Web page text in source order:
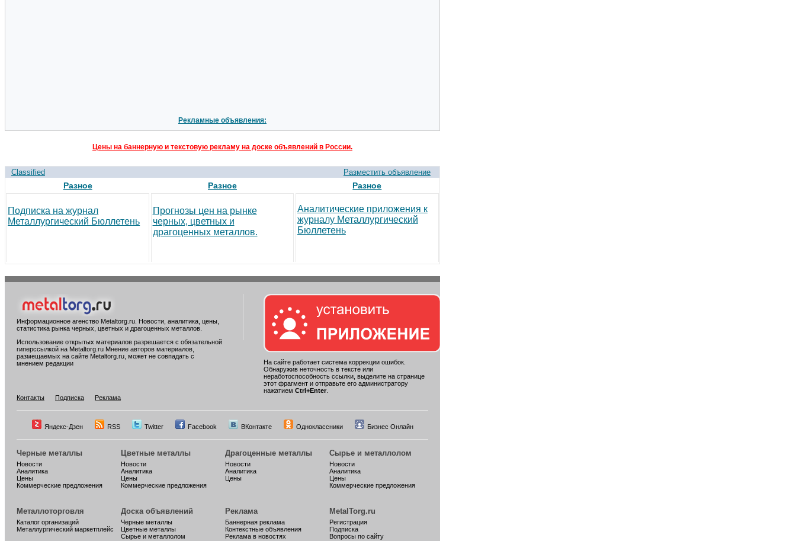
Рекламные объявления:
Цены на баннерную и текстовую рекламу на доске объявлений в России.
Classified Разместить объявление
Разное
Подписка на журнал
Металлургический Бюллетень
Разное
Прогнозы цен на рынке
черных, цветных и
драгоценных металлов.
Разное
Аналитические приложения к
журналу Металлургический
Бюллетень
Информационное агенство Metaltorg.ru. Новости, аналитика, цены,
статистика рынка черных, цветных и драгоценных металлов.
Использование открытых материалов разрешается с обязательной
гиперссылкой на Metaltorg.ru Мнение авторов материалов,
размещаемых на сайте Metaltorg.ru, может не совпадать с
мнением редакции
На сайте работает система коррекции ошибок.
Обнаружив неточность в тексте или
неработоспособность ссылки, выделите на странице
этот фрагмент и отправьте его администратору
нажатием Ctrl+Enter
Контакты
Подписка Реклама
Яндекс-Дзен RSS Twitter Facebook ВКонтакте Одноклассники Бизнес Онлайн
Черные металлы
Новости
Аналитика
Цены
Коммерческие предложения
Цветные металлы
Новости
Аналитика
Цены
Коммерческие предложения
Драгоценные металлы
Новости
Аналитика
Цены
Сырье и металлолом
Новости
Аналитика
Цены
Коммерческие предложения
Металлоторговля
Каталог организаций
Металлургический маркетплейс
Доска объявлений
Черные металлы
Цветные металлы
Сырье и металлолом
Реклама
Баннерная реклама
Контекстные объявления
Реклама в новостях
MetalTorg.ru
Регистрация
Подписка
Вопросы по сайту